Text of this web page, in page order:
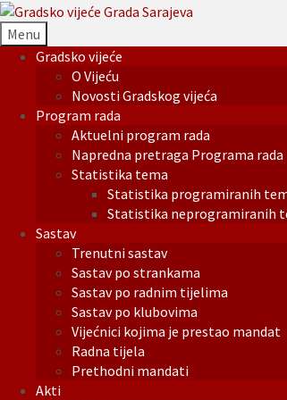
Menu
Gradsko vijeće
O Vijeću
Novosti Gradskog vijeća
Program rada
Aktuelni program rada
Napredna pretraga Programa rada
Statistika tema
Statistika programiranih
Statistika neprogramiranih
Sastav
Trenutni sastav
Sastav po strankama
Sastav po radnim tijelima
Sastav po klubovima
Vijećnici kojima je prestao mandat
Radna tijela
Prethodni mandati
Akti